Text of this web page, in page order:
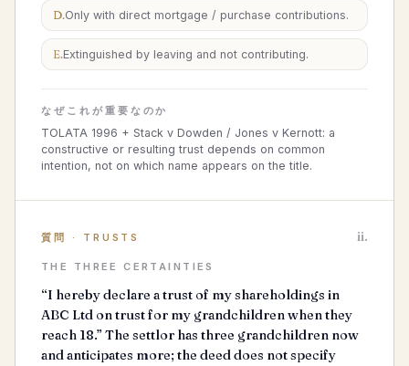
D.Only with direct mortgage / purchase contributions.
E.Extinguished by leaving and not contributing.
なぜこれが重要なのか
TOLATA 1996 + Stack v Dowden / Jones v Kernott: a
constructive or resulting trust depends on common
intention, not on which name appears on the title.
質問 · TRUSTS ii.
THE THREE CERTAINTIES
“I hereby declare a trust of my shareholdings in
ABC Ltd on trust for my grandchildren when they
reach 18.” The settlor has three grandchildren now
and anticipates more; the deed does not specify